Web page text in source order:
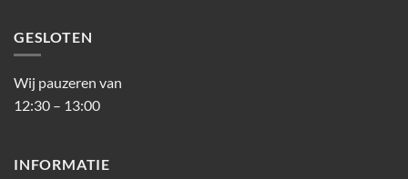
GESLOTEN
Wij pauzeren van
12:30 – 13:00
INFORMATIE